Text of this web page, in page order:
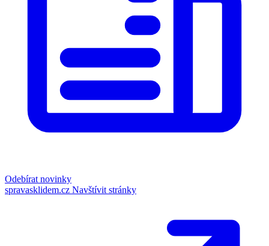
Odebírat novinky
spravasklidem.cz Navštívit stránky